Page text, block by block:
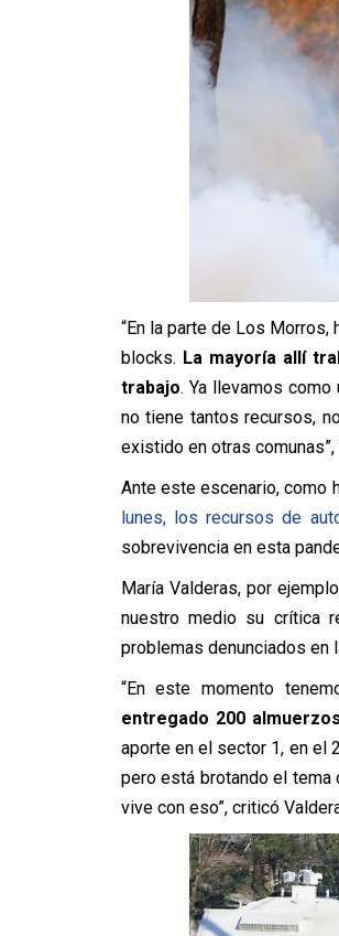
“En la parte de Los
blocks. La mayoría allí
trabajo. Ya llevamos
no tiene tantos recursos,
existido en otras comunas”,
Ante este escenario, como
lunes, los recursos de
sobrevivencia en esta
María Valderas, por
nuestro medio su crítica
problemas denunciados en
“En este momento
entregado 200
aporte en el sector 1, en el
pero está brotando el
vive con eso”, criticó